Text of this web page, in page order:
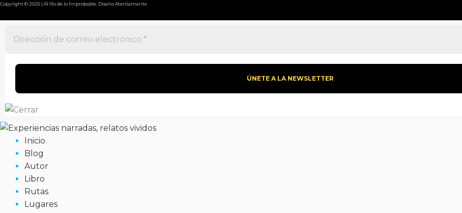
Copyright © 2026 | Al filo de lo Improbable. Diseño Atentamente
Inicio
Blog
Autor
Libro
Rutas
Lugares